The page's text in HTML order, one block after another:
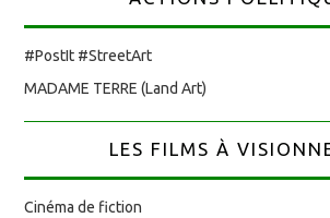
#PostIt #StreetArt
MADAME TERRE (Land Art)
LES FILMS À
Cinéma de fiction